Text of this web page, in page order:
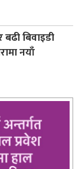
बिवाइडी
नयाँ